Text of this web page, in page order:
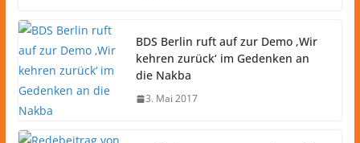
BDS Berlin ruft auf zur Demo ‚Wir
kehren zurück‘ im Gedenken an
die Nakba
3. Mai 2017